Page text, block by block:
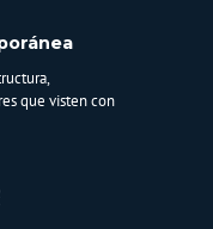
que visten con